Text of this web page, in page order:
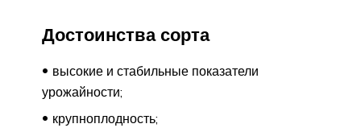
Достоинства сорта
высокие и стабильные показатели
урожайности;
крупноплодность;